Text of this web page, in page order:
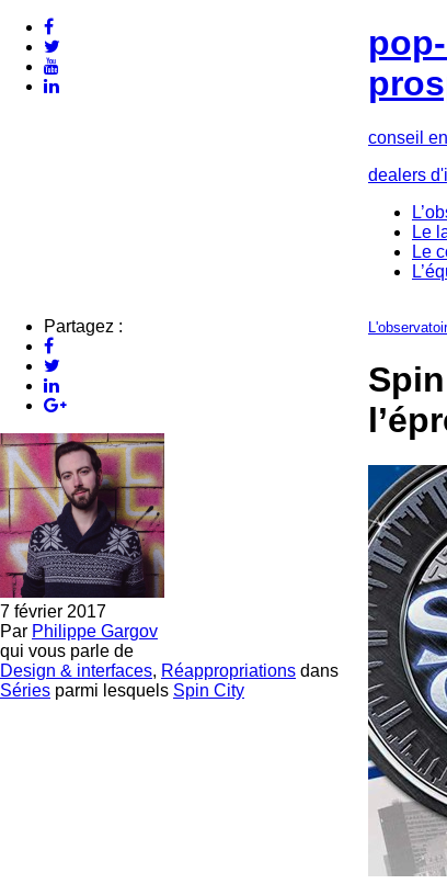
conseil
dealers
Le
Le
Partagez :
7 février 2017
Par Philippe Gargov
qui vous parle de
Design & interfaces, Réappropriations dans
Séries parmi lesquels Spin City